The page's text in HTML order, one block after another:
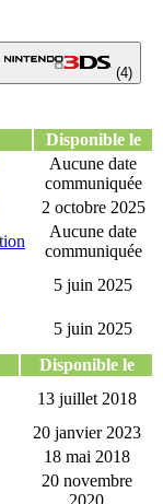
(4)
Disponible le
Aucune date
communiquée
2 octobre 2025
Aucune date
communiquée
5 juin 2025
5 juin 2025
Disponible le
13 juillet 2018
20 janvier 2023
18 mai 2018
20 novembre
2020